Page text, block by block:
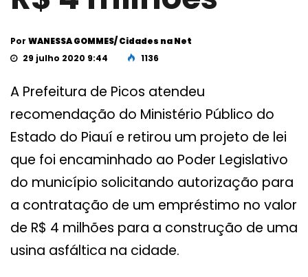
Por WANESSA GOMMES/ Cidades na Net
29 julho 2020 9:44
1136
A Prefeitura de Picos atendeu
recomendação do Ministério Público do
Estado do Piauí e retirou um projeto de lei
que foi encaminhado ao Poder Legislativo
do município solicitando autorização para
a contratação de um empréstimo no valor
de R$ 4 milhões para a construção de uma
usina asfáltica na cidade.